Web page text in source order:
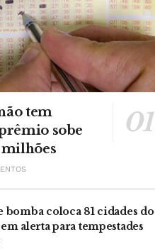
tem
sobe
milhões
bomba coloca 81 cidades do
alerta para tempestades